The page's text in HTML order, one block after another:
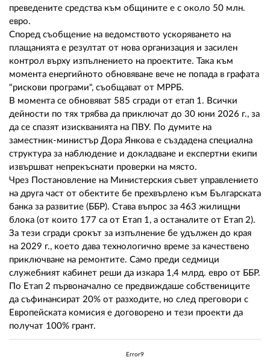
преведените средства към общините е с около 50 млн.
евро.
Според съобщение на ведомството ускоряването на
плащанията е резултат от нова организация и засилен
контрол върху изпълнението на проектите. Така към
момента енергийното обновяване вече не попада в графата
"рискови програми", съобщават от МРРБ.
В момента се обновяват 585 сгради от етап 1. Всички
дейности по тях трябва да приключат до 30 юни 2026 г., за
да се спазят изискванията на ПВУ. По думите на
заместник-министър Дора Янкова е създадена специална
структура за наблюдение и докладване и експертни екипи
извършват непрекъснати проверки на място.
Чрез Постановление на Министерския съвет управлението
на друга част от обектите бе прехвърлено към Българската
банка за развитие (ББР). Става въпрос за 463 жилищни
блока (от които 177 са от Етап 1, а останалите от Етап 2).
За тези сгради срокът за изпълнение бе удължен до края
на 2029 г., което дава технологично време за качествено
приключване на ремонтите. Само преди седмици
служебният кабинет реши да изкара 1,4 млрд. евро от ББР.
По Етап 2 първоначално се предвиждаше собствениците
да съфинансират 20% от разходите, но след преговори с
Европейската комисия е договорено и тези проекти да
получат 100% грант.
Error9